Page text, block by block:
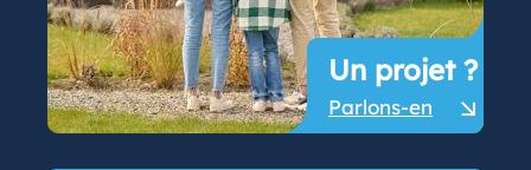
Un projet ?
Parlons-en